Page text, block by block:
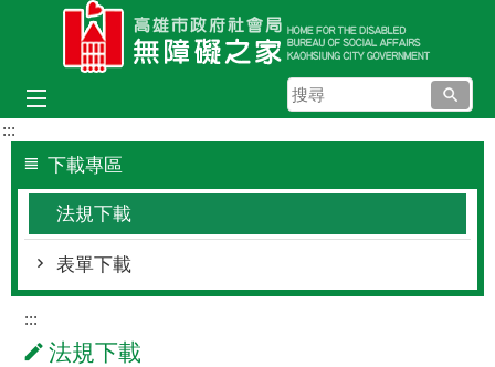
跳到主要內容區塊
搜
尋
:::
下載專區
法規下載
表單下載
:::
法規下載